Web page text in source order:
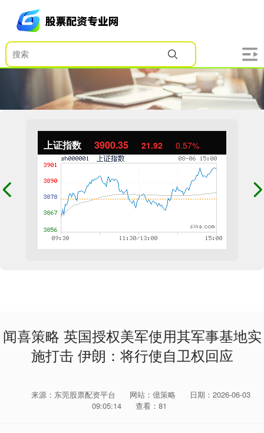
上证指数 3900.35 21.92 0.57%
闻喜策略 英国授权美军使用其军事基地实
施打击 伊朗：将行使自卫权回应
来源：东莞股票配资平台 网站：億策略
日期：2026-06-03
09:05:14
查看：81